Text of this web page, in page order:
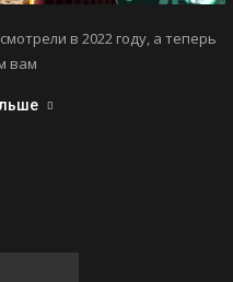
в 2022 году, а теперь
вам